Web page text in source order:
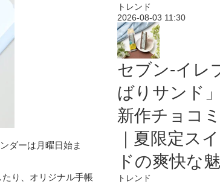
ダーは月曜日始ま
り、オリジナル手帳
トレンド
2026-08-03 11:30
セブン‐イレ
ばりサンド
新作チョコ
｜夏限定ス
ドの爽快な
トレンド